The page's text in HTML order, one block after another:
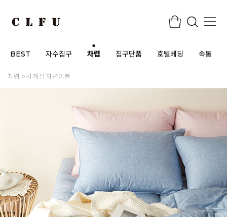
BEST 자수침구 차렵 침구단품 호텔베딩 속통
차렵 사계절 차렵이불